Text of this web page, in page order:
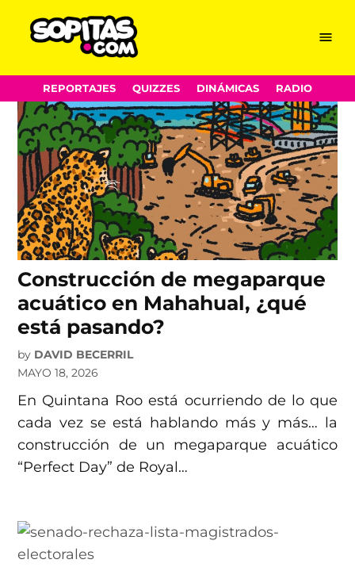
content
Menu
REPORTAJES QUIZZES DINÁMICAS RADIO
magistrados
Construcción de megaparque
acuático en Mahahual, ¿qué
está pasando?
by DAVID BECERRIL
MAYO 18, 2026
En Quintana Roo está ocurriendo de lo que
cada vez se está hablando más y más… la
construcción de un megaparque acuático
“Perfect Day” de Royal…